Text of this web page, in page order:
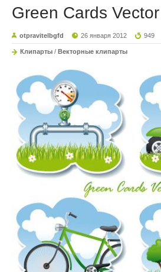
Green Cards Vector
otpravitelbgfd 26 января 2012 949
Клипарты / Векторные клипарты